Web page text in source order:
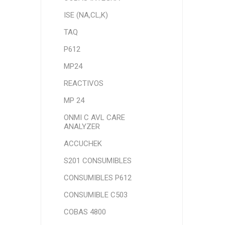
ISE (NA,CL,K)
TAQ
P612
MP24
REACTIVOS
MP 24
ONMI C AVL CARE
ANALYZER
ACCUCHEK
S201 CONSUMIBLES
CONSUMIBLES P612
CONSUMIBLE C503
COBAS 4800